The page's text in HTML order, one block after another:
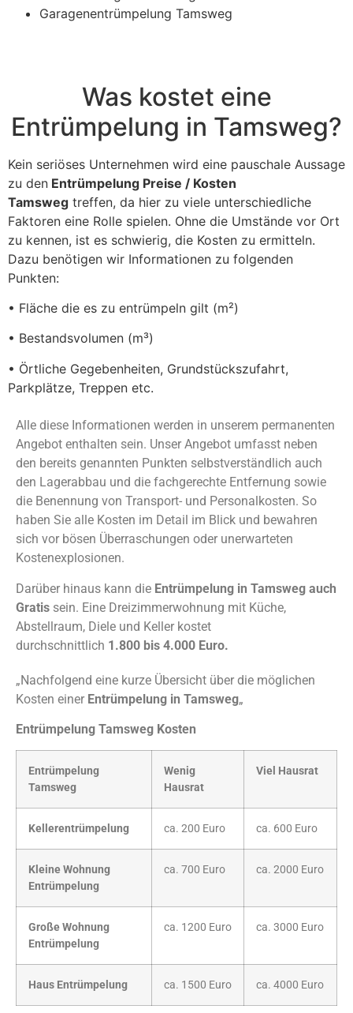
Garagenentrümpelung Tamsweg
Was kostet eine
Entrümpelung in Tamsweg?
Kein seriöses Unternehmen wird eine pauschale Aussage
zu den Entrümpelung Preise / Kosten
Tamsweg treffen, da hier zu viele unterschiedliche
Faktoren eine Rolle spielen. Ohne die Umstände vor Ort
zu kennen, ist es schwierig, die Kosten zu ermitteln.
Dazu benötigen wir Informationen zu folgenden
Punkten:
• Fläche die es zu entrümpeln gilt (m²)
• Bestandsvolumen (m³)
• Örtliche Gegebenheiten, Grundstückszufahrt,
Parkplätze, Treppen etc.
Alle diese Informationen werden in unserem permanenten
Angebot enthalten sein. Unser Angebot umfasst neben
den bereits genannten Punkten selbstverständlich auch
den Lagerabbau und die fachgerechte Entfernung sowie
die Benennung von Transport- und Personalkosten. So
haben Sie alle Kosten im Detail im Blick und bewahren
sich vor bösen Überraschungen oder unerwarteten
Kostenexplosionen.
Darüber hinaus kann die Entrümpelung in Tamsweg auch
Gratis sein. Eine Dreizimmerwohnung mit Küche,
Abstellraum, Diele und Keller kostet
durchschnittlich 1.800 bis 4.000 Euro.
„Nachfolgend eine kurze Übersicht über die möglichen
Kosten einer Entrümpelung in Tamsweg„
Entrümpelung Tamsweg Kosten
Entrümpelung
Tamsweg
Wenig
Hausrat
Viel Hausrat
Kellerentrümpelung ca. 200 Euro ca. 600 Euro
Kleine Wohnung
Entrümpelung
ca. 700 Euro ca. 2000 Euro
Große Wohnung
Entrümpelung
ca. 1200 Euro ca. 3000 Euro
Haus Entrümpelung ca. 1500 Euro ca. 4000 Euro